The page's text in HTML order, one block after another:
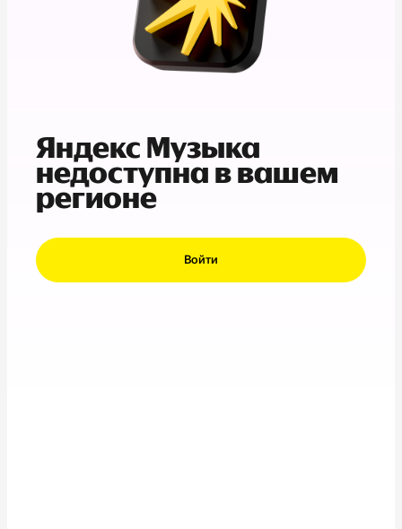
Яндекс Музыка
недоступна в вашем
регионе
Войти